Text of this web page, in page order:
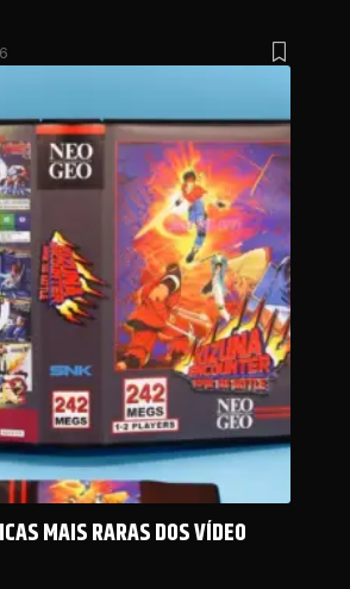
MAIS RARAS DOS VÍDEO